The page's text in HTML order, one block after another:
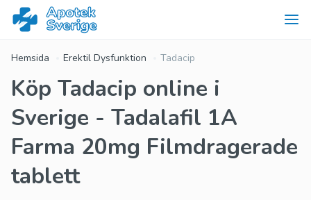
Hemsida Erektil Dysfunktion Tadacip
Köp Tadacip online i
Sverige - Tadalafil 1A
Farma 20mg Filmdragerade
tablett